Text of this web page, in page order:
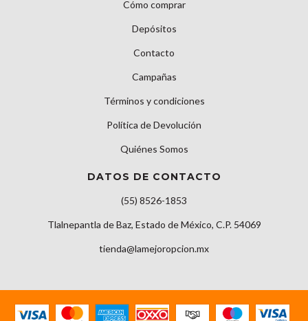
Cómo comprar
Depósitos
Contacto
Campañas
Términos y condiciones
Política de Devolución
Quiénes Somos
DATOS DE CONTACTO
(55) 8526-1853
Tlalnepantla de Baz, Estado de México, C.P. 54069
tienda@lamejoropcion.mx